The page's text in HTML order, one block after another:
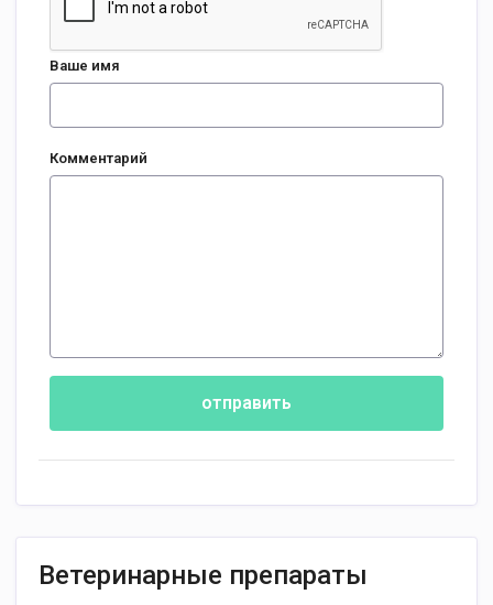
Ваше имя
Комментарий
отправить
Ветеринарные препараты